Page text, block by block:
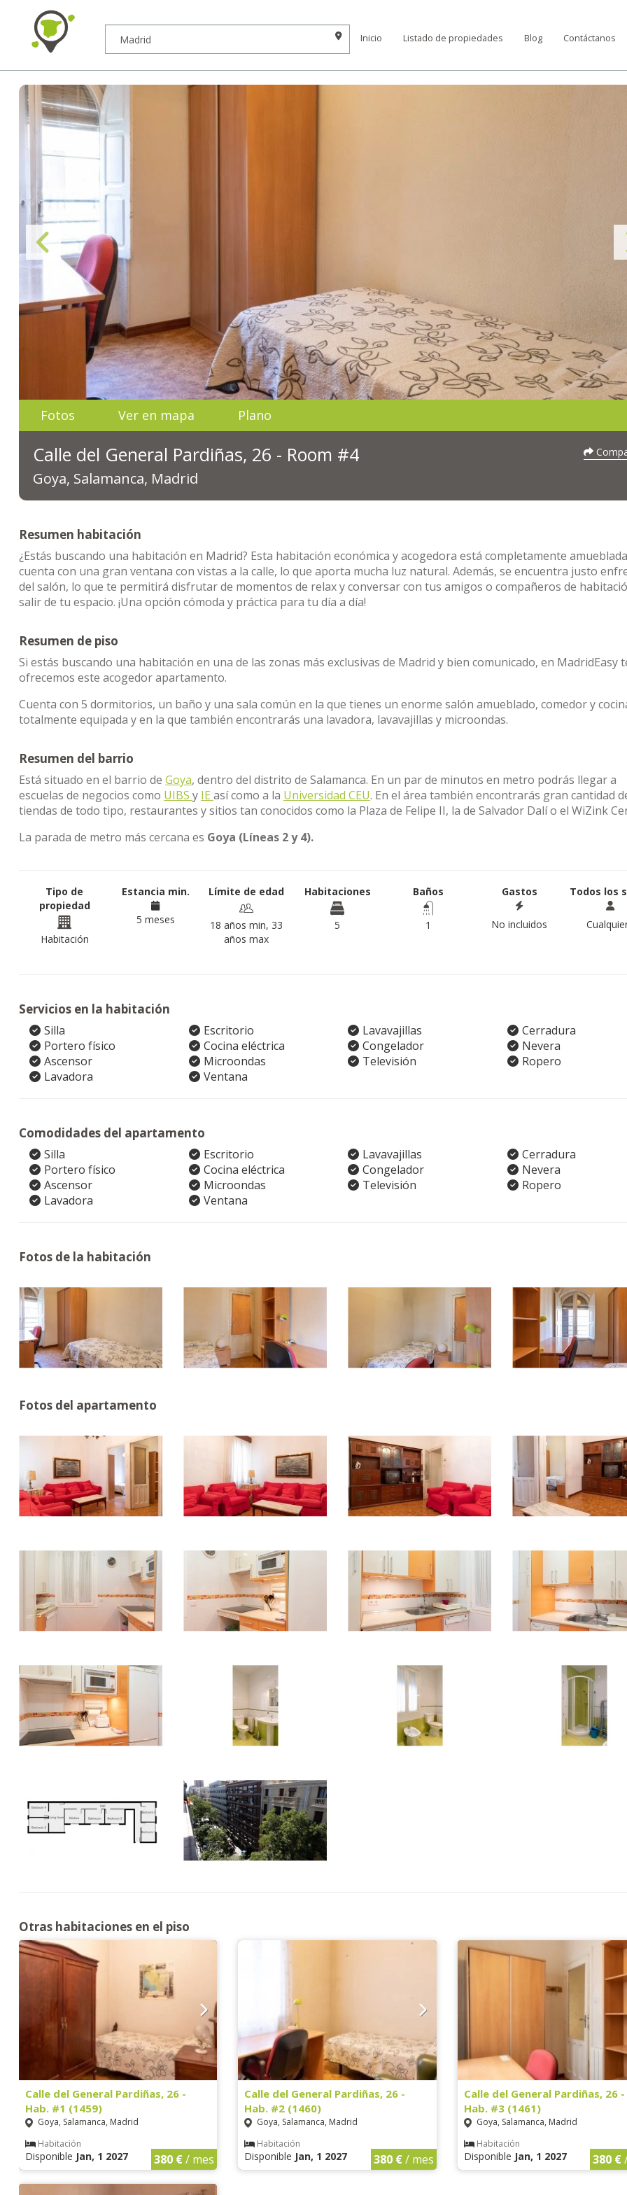
Inicio Listado de propiedades Blog Contáctanos
Fotos Ver en mapa Plano
Calle del General Pardiñas, 26 - Room #4
Goya, Salamanca, Madrid
Resumen habitación
¿Estás buscando una habitación en Madrid? Esta habitación económica y acogedora está completamente
cuenta con una gran ventana con vistas a la calle, lo que aporta mucha luz natural. Además, se encuentra justo
del salón, lo que te permitirá disfrutar de momentos de relax y conversar con tus amigos o compañeros de
salir de tu espacio. ¡Una opción cómoda y práctica para tu día a día!
Resumen de piso
Si estás buscando una habitación en una de las zonas más exclusivas de Madrid y bien comunicado, en MadridEasy
ofrecemos este acogedor apartamento.
Cuenta con 5 dormitorios, un baño y una sala común en la que tienes un enorme salón amueblado, comedor y
totalmente equipada y en la que también encontrarás una lavadora, lavavajillas y microondas.
Resumen del barrio
Está situado en el barrio de Goya, dentro del distrito de Salamanca. En un par de minutos en metro podrás llegar a
escuelas de negocios como UIBS y IE así como a la Universidad CEU. En el área también encontrarás gran cantidad
tiendas de todo tipo, restaurantes y sitios tan conocidos como la Plaza de Felipe II, la de Salvador Dalí o el WiZink
La parada de metro más cercana es Goya (Líneas 2 y 4).
Tipo de
propiedad
Habitación
Estancia min.
5 meses
Límite de edad
18 años min, 33
años max
Habitaciones
5
Baños
1
Gastos
No incluidos
Todos los
Servicios en la habitación
Silla Escritorio Lavavajillas
Cerradura
Portero físico
Cocina eléctrica Congelador
Nevera
Ascensor
Microondas Televisión
Ropero
Lavadora
Ventana
Comodidades del apartamento
Silla Escritorio Lavavajillas
Cerradura
Portero físico
Cocina eléctrica Congelador
Nevera
Ascensor
Microondas Televisión
Ropero
Lavadora
Ventana
Fotos de la habitación
Fotos del apartamento
Otras habitaciones en el piso
Calle del General Pardiñas, 26 -
Hab. #1 (1459)
Goya, Salamanca, Madrid
Habitación
Disponible Jan, 1 2027 380 €/ mes
Calle del General Pardiñas, 26 -
Hab. #2 (1460)
Goya, Salamanca, Madrid
Habitación
Disponible Jan, 1 2027 380 €/ mes
Calle del General Pardiñas, 26 -
Hab. #3 (1461)
Goya, Salamanca, Madrid
Habitación
Disponible Jan, 1 2027 380 €